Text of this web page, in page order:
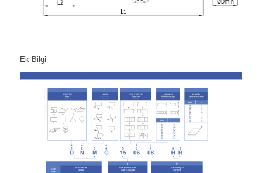
Ek Bilgi